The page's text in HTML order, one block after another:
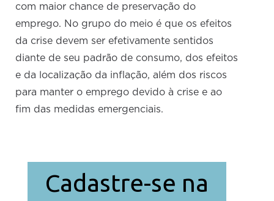
com maior chance de preservação do
emprego. No grupo do meio é que os efeitos
da crise devem ser efetivamente sentidos
diante de seu padrão de consumo, dos efeitos
e da localização da inflação, além dos riscos
para manter o emprego devido à crise e ao
fim das medidas emergenciais.
Cadastre-se na